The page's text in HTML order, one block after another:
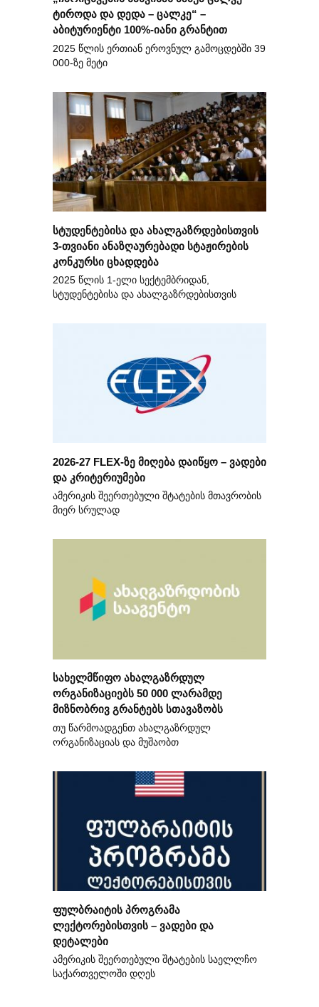
ტიროდა და დედა – ცალკე“ –
აბიტურიენტი 100%-იანი გრანტით
2025 წლის ერთიან ეროვნულ გამოცდებში 39
000-ზე მეტი
სტუდენტებისა და ახალგაზრდებისთვის
3-თვიანი ანაზღაურებადი სტაჟირების
კონკურსი ცხადდება
2025 წლის 1-ელი სექტემბრიდან,
სტუდენტებისა და ახალგაზრდებისთვის
2026-27 FLEX-ზე მიღება დაიწყო – ვადები
და კრიტერიუმები
ამერიკის შეერთებული შტატების მთავრობის
მიერ სრულად
სახელმწიფო ახალგაზრდულ
ორგანიზაციებს 50 000 ლარამდე
მიზნობრივ გრანტებს სთავაზობს
თუ წარმოადგენთ ახალგაზრდულ
ორგანიზაციას და მუშაობთ
ფულბრაიტის პროგრამა
ლექტორებისთვის – ვადები და
დეტალები
ამერიკის შეერთებული შტატების საელლჩო
საქართველოში დღეს